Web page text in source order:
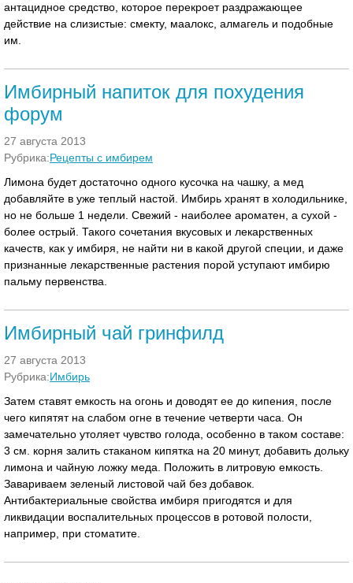
антацидное средство, которое перекроет раздражающее
действие на слизистые: смекту, маалокс, алмагель и подобные
им.
Имбирный напиток для похудения
форум
27 августа 2013
Рубрика:Рецепты с имбирем
Лимона будет достаточно одного кусочка на чашку, а мед
добавляйте в уже теплый настой. Имбирь хранят в холодильнике,
но не больше 1 недели. Свежий - наиболее ароматен, а сухой -
более острый. Такого сочетания вкусовых и лекарственных
качеств, как у имбиря, не найти ни в какой другой специи, и даже
признанные лекарственные растения порой уступают имбирю
пальму первенства.
Имбирный чай гринфилд
27 августа 2013
Рубрика:Имбирь
Затем ставят емкость на огонь и доводят ее до кипения, после
чего кипятят на слабом огне в течение четверти часа. Он
замечательно утоляет чувство голода, особенно в таком составе:
3 см. корня залить стаканом кипятка на 20 минут, добавить дольку
лимона и чайную ложку меда. Положить в литровую емкость.
Завариваем зеленый листовой чай без добавок.
Антибактериальные свойства имбиря пригодятся и для
ликвидации воспалительных процессов в ротовой полости,
например, при стоматите.